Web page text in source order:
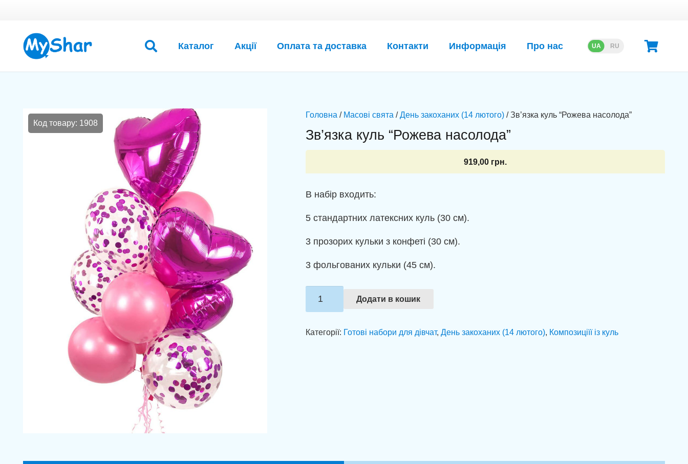
Каталог Акції Оплата та доставка Контакти Информація Про нас UA RU
Код товару: 1908
Головна / Масові свята /День закоханих (14 лютого)/ Зв’язка куль “Рожева насолода”
Зв’язка куль “Рожева насолода”
919,00 грн.
В набір входить:
5 стандартних латексних куль (30 см).
3 прозорих кульки з конфеті (30 см).
3 фольгованих кульки (45 см).
насолода"
Додати в кошик
Категорії: Готові набори для дівчат, День закоханих (14 лютого), Композиціїї із куль